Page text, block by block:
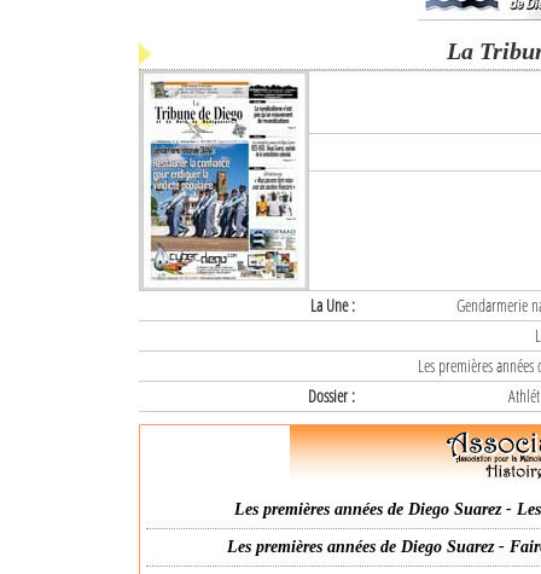
La
La Une :
Gendarmerie
Les premières
Dossier :
Les premières années de Diego Suarez -
Les premières années de Diego Suarez -